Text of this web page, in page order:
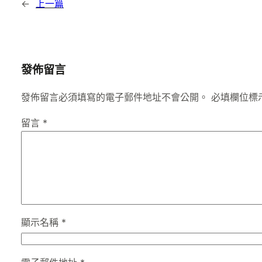
← 上一篇
發佈留言
發佈留言必須填寫的電子郵件地址不會公開。 必填欄位
留言 *
顯示名稱 *